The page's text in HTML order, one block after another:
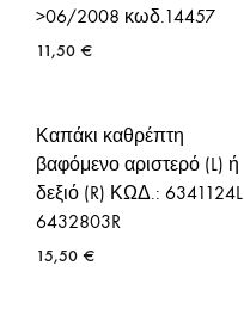
>06/2008 κωδ.14457
11,50 €
Καπάκι καθρέπτη
βαφόμενο αριστερό (L) ή
δεξιό (R) ΚΩΔ.: 6341124L
6432803R
15,50 €